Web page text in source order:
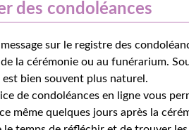
des condoléances
message sur le registre des
la cérémonie ou au funérarium.
est bien souvent plus naturel.
de condoléances en ligne vous
même quelques jours après la